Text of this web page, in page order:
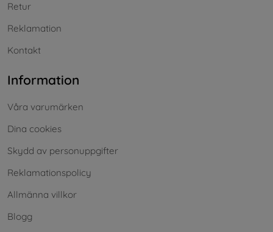
Retur
Reklamation
Kontakt
Information
Våra varumärken
Dina cookies
Skydd av personuppgifter
Reklamationspolicy
Allmänna villkor
Blogg